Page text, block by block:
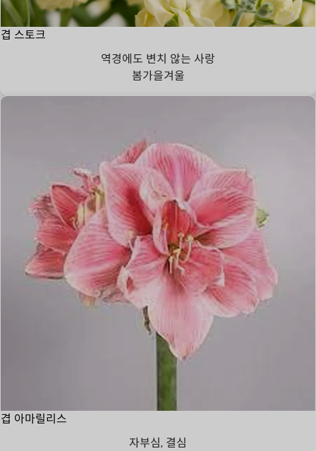
겹 스토크
역경에도 변치 않는 사랑
봄가을겨울
겹 아마릴리스
자부심, 결심